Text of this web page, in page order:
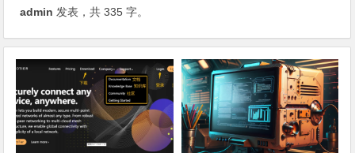
admin 发表，共 335 字。